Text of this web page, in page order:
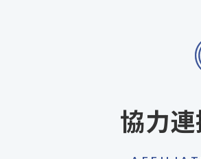
協力